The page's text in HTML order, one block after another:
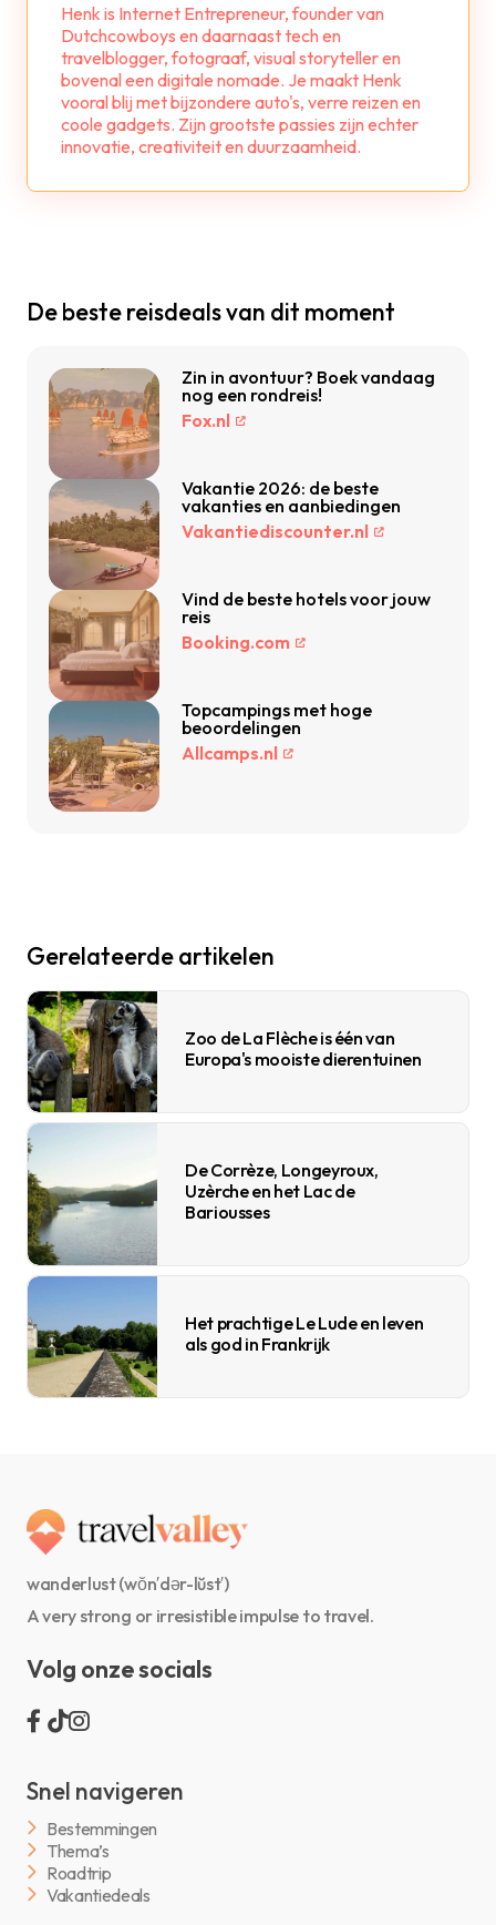
Henk is Internet Entrepreneur, founder van
Dutchcowboys en daarnaast tech en
travelblogger, fotograaf, visual storyteller en
bovenal een digitale nomade. Je maakt Henk
vooral blij met bijzondere auto's, verre reizen en
coole gadgets. Zijn grootste passies zijn echter
innovatie, creativiteit en duurzaamheid.
De beste reisdeals van dit moment
Zin in avontuur? Boek vandaag
nog een rondreis!
Fox.nl
Vakantie 2026: de beste
vakanties en aanbiedingen
Vakantiediscounter.nl
Vind de beste hotels voor jouw
reis
Booking.com
Topcampings met hoge
beoordelingen
Allcamps.nl
Gerelateerde artikelen
Zoo de La Flèche is één van
Europa's mooiste dierentuinen
De Corrèze, Longeyroux,
Uzèrche en het Lac de
Bariousses
Het prachtige Le Lude en leven
als god in Frankrijk
wanderlust (wŏn′dər-lŭst′)
A very strong or irresistible impulse to travel.
Volg onze socials
Snel navigeren
Bestemmingen
Thema’s
Roadtrip
Vakantiedeals